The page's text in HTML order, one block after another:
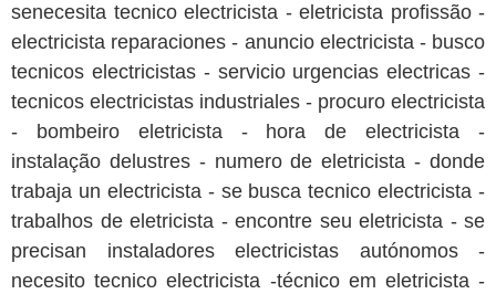
senecesita tecnico electricista - eletricista profissão -
electricista reparaciones - anuncio electricista - busco
tecnicos electricistas - servicio urgencias electricas -
tecnicos electricistas industriales - procuro electricista
- bombeiro eletricista - hora de electricista -
instalação delustres - numero de eletricista - donde
trabaja un electricista - se busca tecnico electricista -
trabalhos de eletricista - encontre seu eletricista - se
precisan instaladores electricistas autónomos -
necesito tecnico electricista -técnico em eletricista -